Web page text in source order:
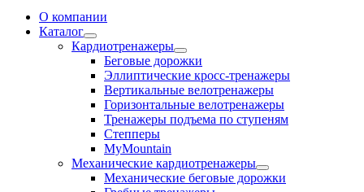
О компании
Каталог
Кардиотренажеры
Беговые дорожки
Эллиптические кросс-тренажеры
Вертикальные велотренажеры
Горизонтальные велотренажеры
Тренажеры подъема по ступеням
Степперы
MyMountain
Механические кардиотренажеры
Механические беговые дорожки